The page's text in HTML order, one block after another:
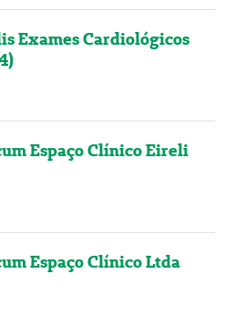
Exames Cardiológicos
Espaço Clínico Eireli
Espaço Clínico Ltda